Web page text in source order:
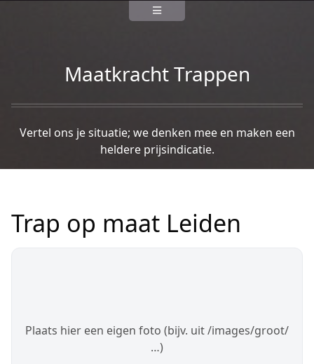
Maatkracht Trappen
Vertel ons je situatie; we denken mee en maken een
heldere prijsindicatie.
Trap op maat Leiden
Plaats hier een eigen foto (bijv. uit /images/groot/
…)